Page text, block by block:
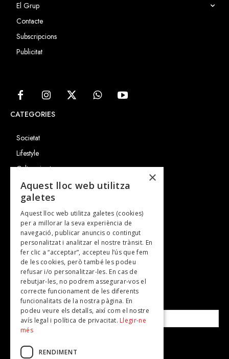
El Grup
Contacte
Subscripcions
Publicitat
CATEGORIES
Societat
Lifestyle
Cultura i art
Entrevistes
Gastronomia
TV
Plans per fer
Revistes
SUBSCRIU-TE A LA NOSTRA NEWSLETTER!
Correu electrònic*
Accepto lapolítica de privacitat
×
Aquest lloc web utilitza
galetes
Aquest lloc web utilitza galetes (cookies)
per a millorar la seva experiència de
navegació, publicar anuncis o contingut
personalitzat i analitzar el nostre trànsit. En
fer clic a “acceptar”, accepteu l’ús que fem
de les cookies, però també les podeu
refusar i/o personalitzar-les. En cas de
rebutjar-les, no podrem assegurar-vos el
correcte funcionament de les diferents
funcionalitats de la nostra pàgina. En
podeu veure els detalls, així com el nostre
avís legal i política de privacitat. Llegir-ne
més
RENDIMENT